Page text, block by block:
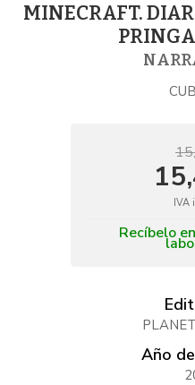
MINECRAFT.
IVA
Recíbelo
Año